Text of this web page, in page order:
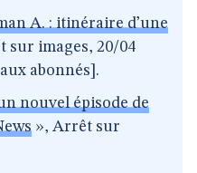
A. : itinéraire d’une
sur images, 20/04
abonnés].
nouvel épisode de
», Arrêt sur